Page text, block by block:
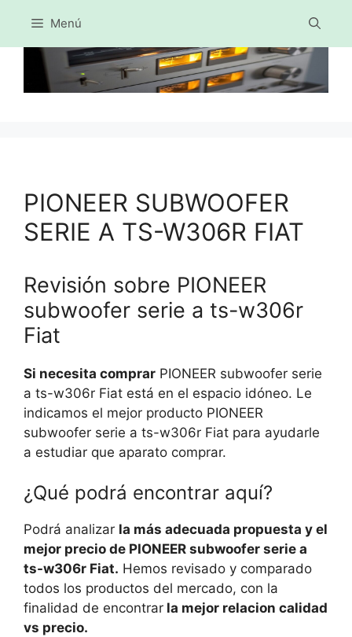
Saltar
al
contenido
Menú
PIONEER SUBWOOFER
SERIE A TS-W306R FIAT
Revisión sobre PIONEER
subwoofer serie a ts-w306r
Fiat
Si necesita comprar PIONEER subwoofer serie
a ts-w306r Fiat está en el espacio idóneo. Le
indicamos el mejor producto PIONEER
subwoofer serie a ts-w306r Fiat para ayudarle
a estudiar que aparato comprar.
¿Qué podrá encontrar aquí?
Podrá analizar la más adecuada propuesta y el
mejor precio de PIONEER subwoofer serie a
ts-w306r Fiat. Hemos revisado y comparado
todos los productos del mercado, con la
finalidad de encontrar la mejor relacion calidad
vs precio.